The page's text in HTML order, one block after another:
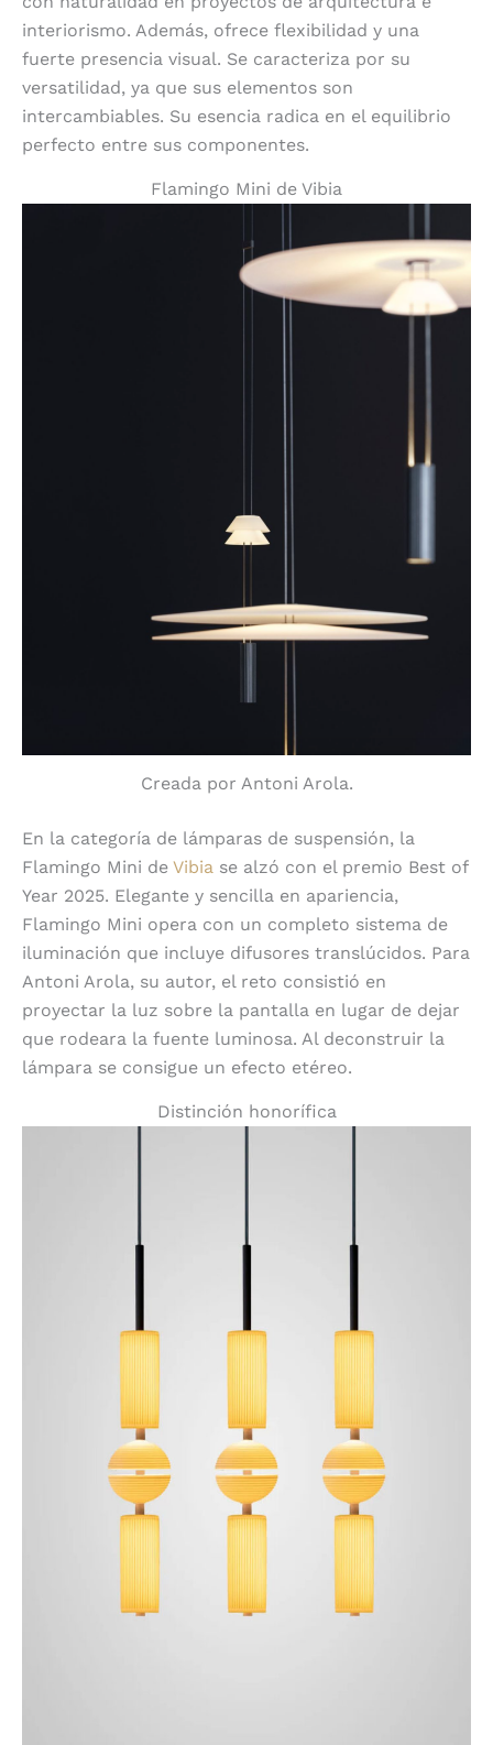
interiorismo. Además, ofrece flexibilidad y una
fuerte presencia visual. Se caracteriza por su
versatilidad, ya que sus elementos son
intercambiables. Su esencia radica en el equilibrio
perfecto entre sus componentes.
Flamingo Mini de Vibia
Creada por Antoni Arola.
En la categoría de lámparas de suspensión, la
Flamingo Mini de Vibia se alzó con el premio Best of
Year 2025. Elegante y sencilla en apariencia,
Flamingo Mini opera con un completo sistema de
iluminación que incluye difusores translúcidos. Para
Antoni Arola, su autor, el reto consistió en
proyectar la luz sobre la pantalla en lugar de dejar
que rodeara la fuente luminosa. Al deconstruir la
lámpara se consigue un efecto etéreo.
Distinción honorífica